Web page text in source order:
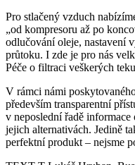
Pro stlačený vzduch
„od kompresoru až po
odlučování oleje, nastavení
průtoku. I zde je pro nás
Péče o filtraci veškerých
V rámci námi
především transparentní
v neposlední řadě
jejich alternativách. Jedině
perfektní produkt – nejsme